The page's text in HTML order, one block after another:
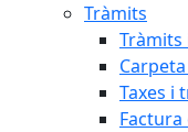
Tràmits
Tràmits
Taxes i